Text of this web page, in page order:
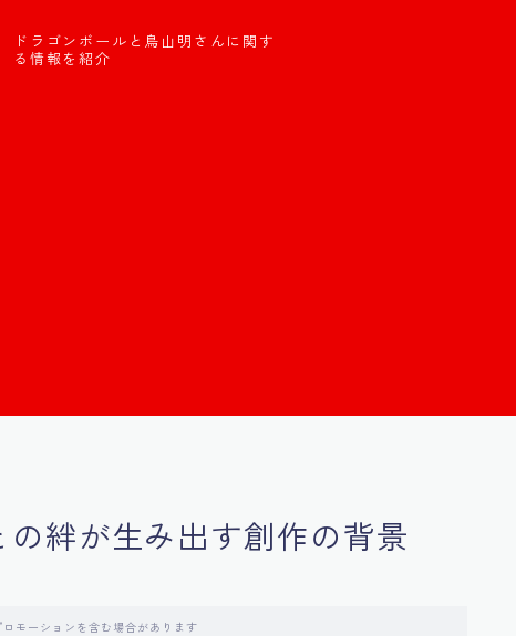
ドラゴンボールと鳥山明さんに関す
る情報を紹介
絆が生み出す創作の背景
モーションを含む場合があります